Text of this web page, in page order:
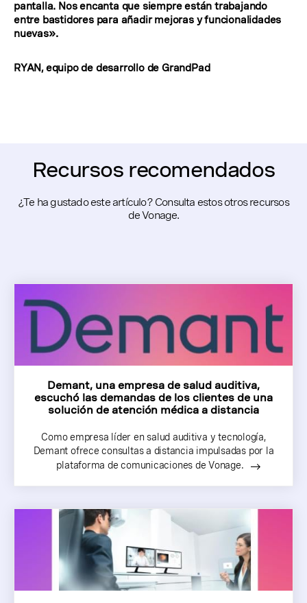
pantalla. Nos encanta que siempre están trabajando
entre bastidores para añadir mejoras y funcionalidades
nuevas».
RYAN, equipo de desarrollo de GrandPad
Recursos recomendados
¿Te ha gustado este artículo? Consulta estos otros recursos
de Vonage.
Demant, una empresa de salud auditiva,
escuchó las demandas de los clientes de una
solución de atención médica a distancia
Como empresa líder en salud auditiva y tecnología,
Demant ofrece consultas a distancia impulsadas por la
plataforma de comunicaciones de Vonage.